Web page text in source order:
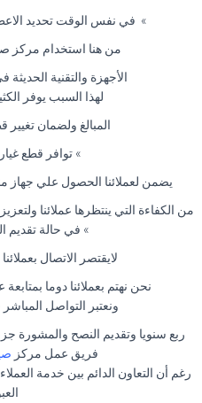
» في نفس الوقت تحديد
من هنا استخدام مركز
الأجهزة والتقنية الحديثة
لهذا السبب يوفر
المبالغ ولضمان تغيير
» توافر قطع
يضمن لعملائنا الحصول علي
من الكفاءة التي ينتظرها عملائنا
» في حالة تقديم
لايقتصر الاتصال
نحن نهتم بعملائنا دوما
ونعتبر التواصل
ربع سنويا وتقديم النصح والمشورة
فريق عمل مركز
رغم أن التعاون الدائم بين خدمة